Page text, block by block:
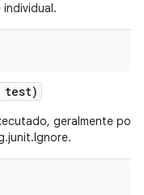
test)
geralmente